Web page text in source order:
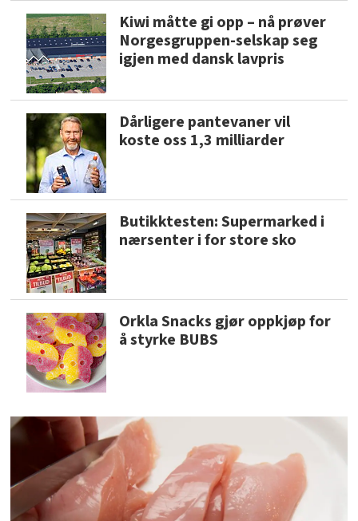
Kiwi måtte gi opp – nå prøver
Norgesgruppen-selskap seg
igjen med dansk lavpris
Dårligere pantevaner vil
koste oss 1,3 milliarder
Butikktesten: Supermarked i
nærsenter i for store sko
Orkla Snacks gjør oppkjøp for
å styrke BUBS